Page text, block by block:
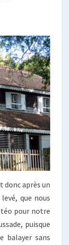
donc après un
que nous
pour notre
puisque
balayer sans